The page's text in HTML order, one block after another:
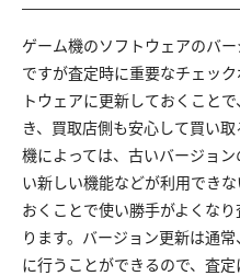
ゲーム機のソフトウェアのバ
ですが査定時に重要なチェッ
トウェアに更新しておくこと
き、買取店側も安心して買い
機によっては、古いバージョ
い新しい機能などが利用でき
おくことで使い勝手がよくな
ります。バージョン更新は通
に行うことができるので、査定